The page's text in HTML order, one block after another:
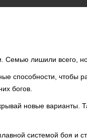
Семью лишили всего,
способности, чтобы
богов.
новые варианты.
системой боя и